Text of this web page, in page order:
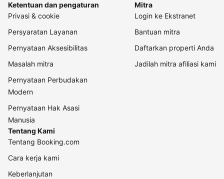
Ketentuan dan pengaturan
Privasi & cookie
Persyaratan Layanan
Pernyataan Aksesibilitas
Masalah mitra
Pernyataan Perbudakan
Modern
Pernyataan Hak Asasi
Manusia
Mitra
Login ke Ekstranet
Bantuan mitra
Daftarkan properti Anda
Jadilah mitra afiliasi kami
Tentang Kami
Tentang Booking.com
Cara kerja kami
Keberlanjutan